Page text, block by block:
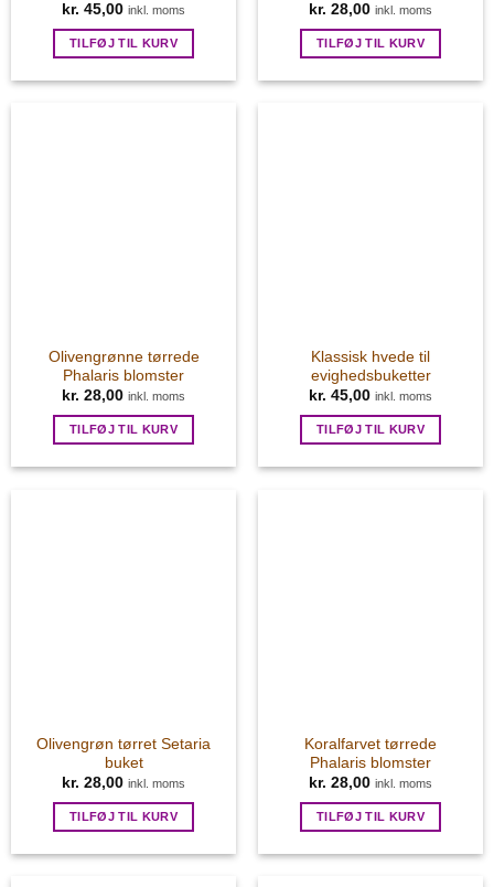
kr. 45,00 inkl. moms
TILFØJ TIL KURV
kr. 28,00 inkl. moms
TILFØJ TIL KURV
Olivengrønne tørrede
Phalaris blomster
kr. 28,00 inkl. moms
TILFØJ TIL KURV
Klassisk hvede til
evighedsbuketter
kr. 45,00 inkl. moms
TILFØJ TIL KURV
Olivengrøn tørret Setaria
buket
kr. 28,00 inkl. moms
TILFØJ TIL KURV
Koralfarvet tørrede
Phalaris blomster
kr. 28,00 inkl. moms
TILFØJ TIL KURV